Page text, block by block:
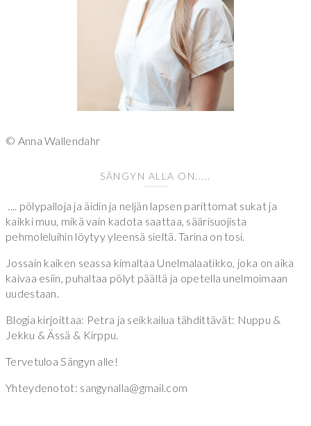
© Anna Wallendahr
SÄNGYN ALLA ON.....
.... pölypalloja ja äidin ja neljän lapsen parittomat sukat ja
kaikki muu, mikä vain kadota saattaa, säärisuojista
pehmoleluihin löytyy yleensä sieltä. Tarina on tosi.
Jossain kaiken seassa kimaltaa Unelmalaatikko, joka on aika
kaivaa esiin, puhaltaa pölyt päältä ja opetella unelmoimaan
uudestaan.
Blogia kirjoittaa: Petra ja seikkailua tähdittävät: Nuppu &
Jekku & Ässä & Kirppu.
Tervetuloa Sängyn alle!
Yhteydenotot: sangynalla@gmail.com